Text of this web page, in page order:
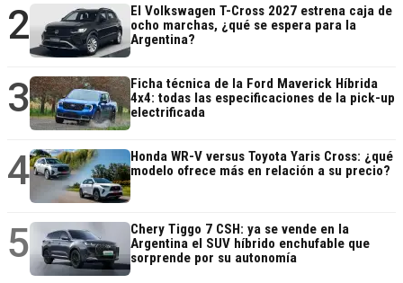
2
El Volkswagen T-Cross 2027 estrena caja de
ocho marchas, ¿qué se espera para la
Argentina?
3
Ficha técnica de la Ford Maverick Híbrida
4x4: todas las especificaciones de la pick-up
electrificada
4
Honda WR-V versus Toyota Yaris Cross: ¿qué
modelo ofrece más en relación a su precio?
5
Chery Tiggo 7 CSH: ya se vende en la
Argentina el SUV híbrido enchufable que
sorprende por su autonomía